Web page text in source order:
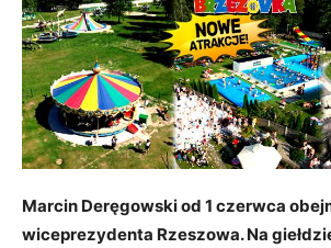
Marcin Deręgowski od 1 czerwca
wiceprezydenta Rzeszowa. Na